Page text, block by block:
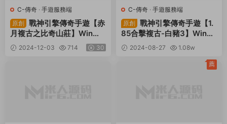
C-傳奇 · 手遊服務端
原創
戰神引擎傳奇手遊【赤
月複古之比奇山莊】Win一
鍵服務端+安卓蘋果雙端+G
M授權物品後台+視頻架設教
2024-12-03 714 30
C-傳奇 · 手遊服務端
原創
戰神引擎傳奇手遊【1.
85合擊複古-白豬3】Win一
鍵服務端+安卓蘋果雙端+G
M後台+視頻架設教程
2024-08-27
1.08w
薦